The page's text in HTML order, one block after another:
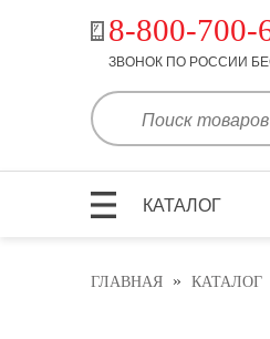
8-800-700-
ЗВОНОК ПО РОССИИ
КАТАЛОГ
ГЛАВНАЯ » КАТАЛОГ